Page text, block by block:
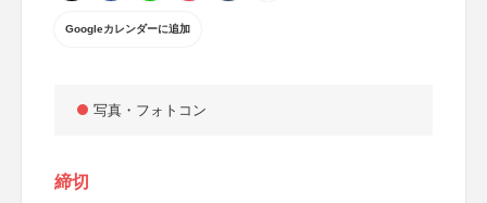
Googleカレンダーに追加
写真・フォトコン
締切